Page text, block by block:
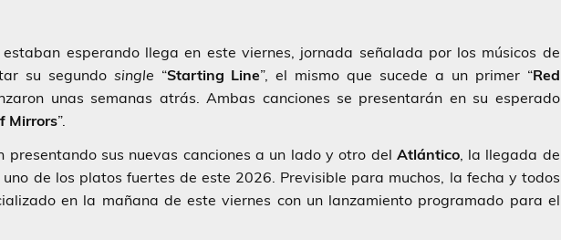
esperando llega en este viernes, jornada señalada por los músicos de
su segundo single “Starting Line”, el mismo que sucede a un primer “Red
unas semanas atrás. Ambas canciones se presentarán en su esperado
Mirrors”.
presentando sus nuevas canciones a un lado y otro del Atlántico, la llegada de
uno de los platos fuertes de este 2026. Previsible para muchos, la fecha y todos
en la mañana de este viernes con un lanzamiento programado para el